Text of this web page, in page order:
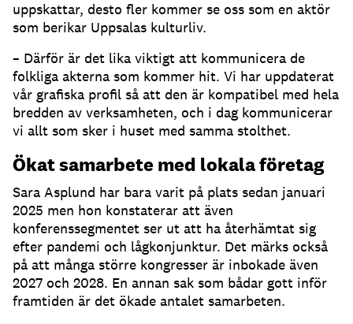
uppskattar, desto fler kommer se oss som en aktör
som berikar Uppsalas kulturliv.
– Därför är det lika viktigt att kommunicera de
folkliga akterna som kommer hit. Vi har uppdaterat
vår grafiska profil så att den är kompatibel med hela
bredden av verksamheten, och i dag kommunicerar
vi allt som sker i huset med samma stolthet.
Ökat samarbete med lokala företag
Sara Asplund har bara varit på plats sedan januari
2025 men hon konstaterar att även
konferenssegmentet ser ut att ha återhämtat sig
efter pandemi och lågkonjunktur. Det märks också
på att många större kongresser är inbokade även
2027 och 2028. En annan sak som bådar gott inför
framtiden är det ökade antalet samarbeten.